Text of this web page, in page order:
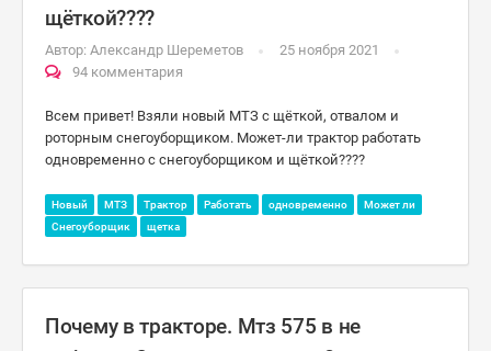
щёткой????
Автор: Александр Шереметов
25 ноября 2021
94 комментария
Всем привет! Взяли новый МТЗ с щёткой, отвалом и
роторным снегоуборщиком. Может-ли трактор работать
одновременно с снегоуборщиком и щёткой????
Новый МТЗ Трактор Работать одновременно
Может ли
Снегоуборщик
щетка
Почему в тракторе. Мтз 575 в не